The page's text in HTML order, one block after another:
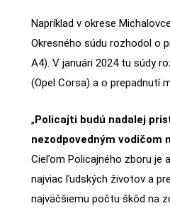
Napríklad v okrese
Okresného súdu rozhodol o
A4). V januári 2024 tu súdy
(Opel Corsa) a o prepadnutí
„Policajti budú nadalej
nezodpovedným vodičom
Cieľom Policajného zboru je
najviac ľudských životov a
najväčšiemu počtu škôd na